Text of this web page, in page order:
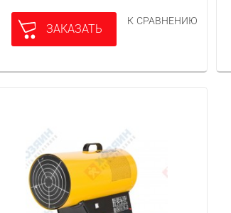
ЗАКАЗАТЬ
К СРАВНЕНИЮ